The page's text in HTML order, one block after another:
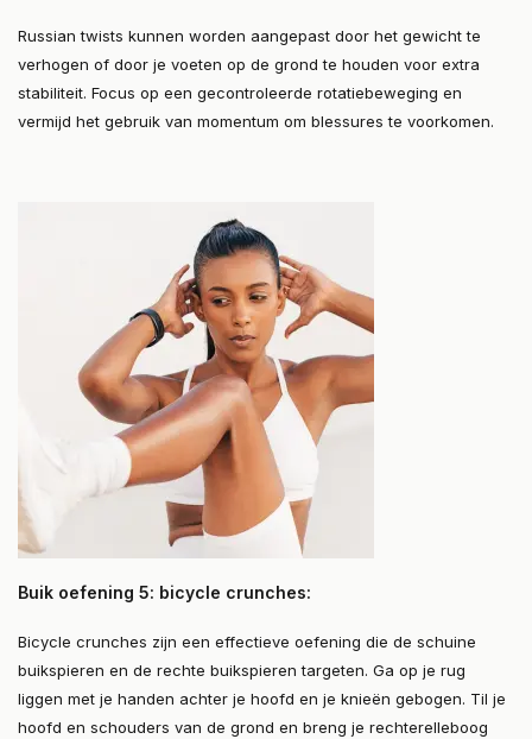
Russian twists kunnen worden aangepast door het gewicht te
verhogen of door je voeten op de grond te houden voor extra
stabiliteit. Focus op een gecontroleerde rotatiebeweging en
vermijd het gebruik van momentum om blessures te voorkomen.
Buik oefening 5: bicycle crunches:
Bicycle crunches zijn een effectieve oefening die de schuine
buikspieren en de rechte buikspieren targeten. Ga op je rug
liggen met je handen achter je hoofd en je knieën gebogen. Til je
hoofd en schouders van de grond en breng je rechterelleboog